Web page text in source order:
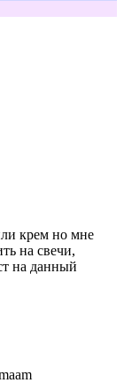
крем но мне
на свечи,
на данный